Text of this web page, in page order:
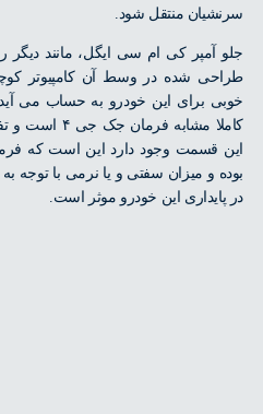
منتقل شود.
کی ام سی ایگل، مانند دیگر رقبای
شده در وسط آن کامپیوتر کوچک
برای این خودرو به حساب می آید.
کاملا مشابه فرمان جک جی ۴
قسمت وجود دارد این است که فرمان
و میزان سفتی و یا نرمی با توجه به
این خودرو موثر است.